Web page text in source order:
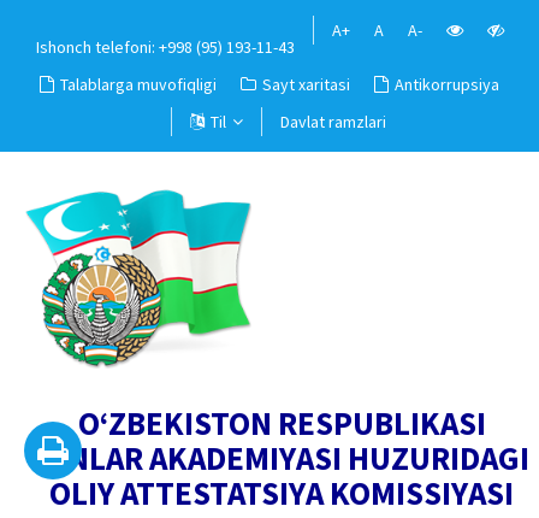
Ishonch telefoni: +998 (95) 193-11-43
A+ A A-
Talablarga muvofiqligi Sayt xaritasi
Antikorrupsiya
Til
Davlat ramzlari
O‘ZBEKISTON RESPUBLIKASI
FANLAR AKADEMIYASI HUZURIDAGI
OLIY ATTESTATSIYA KOMISSIYASI